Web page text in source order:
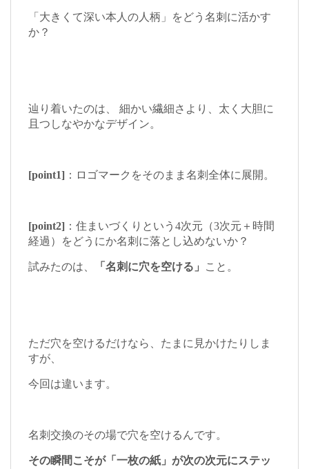
「大きくて深い本人の人柄」をどう名刺に活かす
か？
辿り着いたのは、 細かい繊細さより、太く大胆に
且つしなやかなデザイン。
[point1] ：ロゴマークをそのまま名刺全体に展開。
[point2] ：住まいづくりという4次元（3次元＋時間
経過）をどうにか名刺に落とし込めないか？
試みたのは、 「名刺に穴を空ける」 こと。
ただ穴を空けるだけなら、たまに見かけたりしま
すが、
今回は違います。
名刺交換のその場で穴を空けるんです。
その瞬間こそが「一枚の紙」が次の次元にステッ